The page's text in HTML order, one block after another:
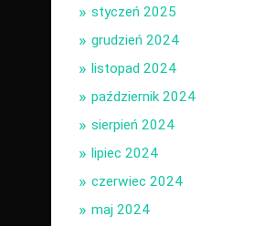
styczeń 2025
grudzień 2024
listopad 2024
październik 2024
sierpień 2024
lipiec 2024
czerwiec 2024
maj 2024